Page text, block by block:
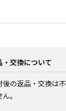
・交換について
後の返品・交換は
。